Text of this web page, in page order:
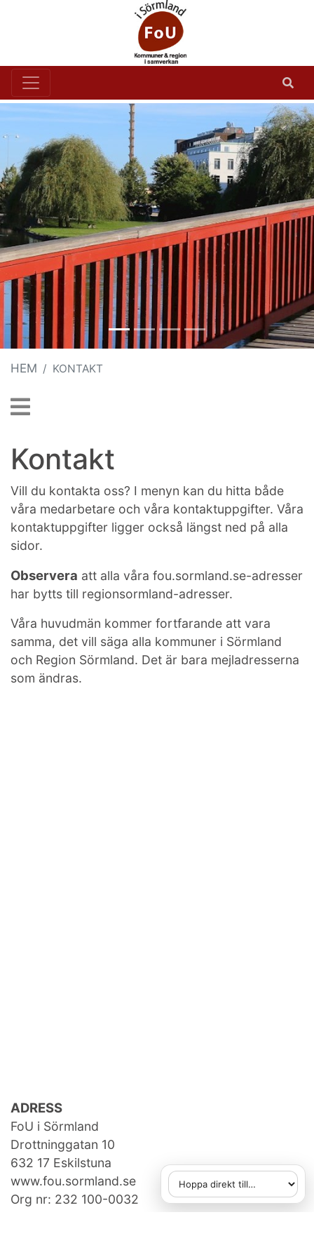
HEM KONTAKT
Kontakt
Vill du kontakta oss? I menyn kan du hitta både
våra medarbetare och våra kontaktuppgifter. Våra
kontaktuppgifter ligger också längst ned på alla
sidor.
Observera att alla våra fou.sormland.se-adresser
har bytts till regionsormland-adresser.
Våra huvudmän kommer fortfarande att vara
samma, det vill säga alla kommuner i Sörmland
och Region Sörmland. Det är bara mejladresserna
som ändras.
ADRESS
FoU i Sörmland
Drottninggatan 10
632 17 Eskilstuna
www.fou.sormland.se
Org nr: 232 100-0032
Hoppa direkt till
När du väljer ett alternativ